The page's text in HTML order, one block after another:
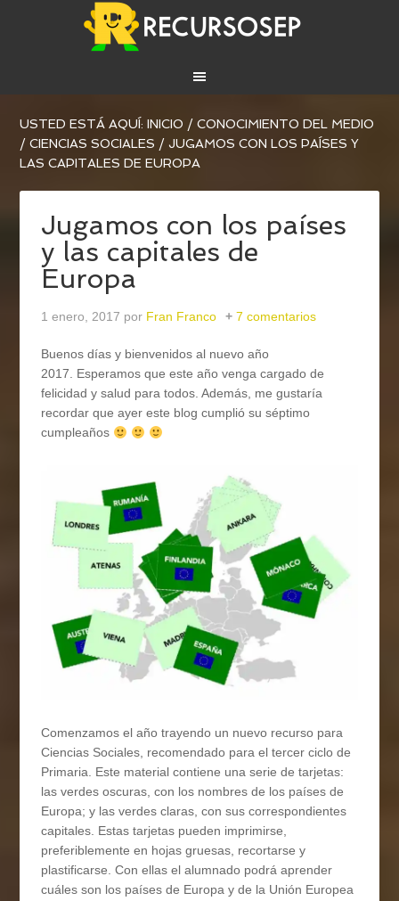
USTED ESTÁ AQUÍ:INICIO / CONOCIMIENTO DEL MEDIO
/ CIENCIAS SOCIALES / JUGAMOS CON LOS PAÍSES Y
LAS CAPITALES DE EUROPA
Jugamos con los países
y las capitales de
Europa
1 enero, 2017 por Fran Franco 7 comentarios
Buenos días y bienvenidos al nuevo año
2017. Esperamos que este año venga cargado de
felicidad y salud para todos. Además, me gustaría
recordar que ayer este blog cumplió su séptimo
cumpleaños
Comenzamos el año trayendo un nuevo recurso para
Ciencias Sociales, recomendado para el tercer ciclo de
Primaria. Este material contiene una serie de tarjetas:
las verdes oscuras, con los nombres de los países de
Europa; y las verdes claras, con sus correspondientes
capitales. Estas tarjetas pueden imprimirse,
preferiblemente en hojas gruesas, recortarse y
plastificarse. Con ellas el alumnado podrá aprender
cuáles son los países de Europa y de la Unión Europea